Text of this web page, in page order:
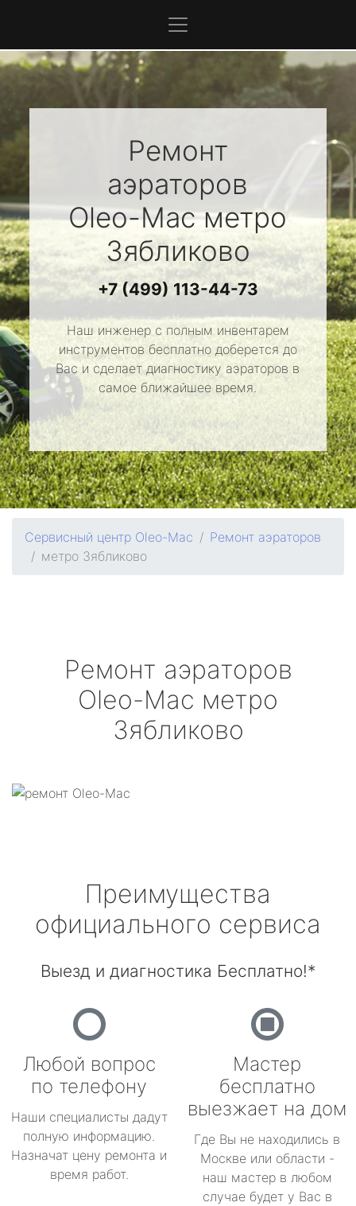
Ремонт
аэраторов
Oleo-Macметро
Зябликово
+7 (499) 113-44-73
Наш инженер с полным инвентарем
инструментов бесплатно доберется до
Вас и сделает диагностику аэраторов в
самое ближайшее время.
Сервисный центр Oleo-Mac
Ремонт аэраторов
метро Зябликово
Ремонт аэраторов
Oleo-Mac метро
Зябликово
Преимущества
официального сервиса
Выезд и диагностика Бесплатно!*
Любой вопрос
по телефону
Наши специалисты дадут
полную информацию.
Назначат цену ремонта и
время работ.
Мастер
бесплатно
выезжает на дом
Где Вы не находились в
Москве или области -
наш мастер в любом
случае будет у Вас в